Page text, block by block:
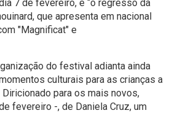
7 de fevereiro, e “o regresso da
que apresenta em nacional
"Magnificat" e
do festival adianta ainda
culturais para as crianças a
para os mais novos,
fevereiro -, de Daniela Cruz, um